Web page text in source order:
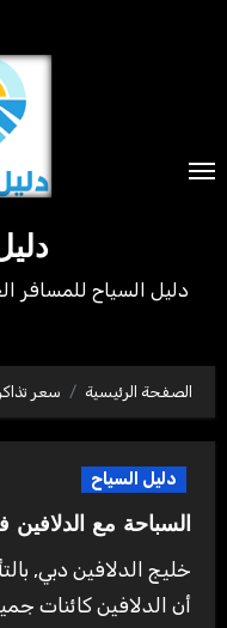
دليل السياح للمسافر
الصفحة الرئيسية سعر
دليل السياح
السباحة مع
خليج الدلافين دبي, بالتأكيد ان جميعنا يعرف
أن الدلافين كائنات